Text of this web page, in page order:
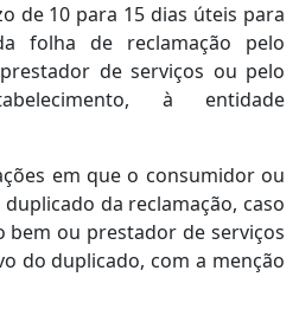
de 10 para 15 dias úteis para
folha de reclamação pelo
de serviços ou pelo
à entidade
em que o consumidor ou
da reclamação, caso
ou prestador de serviços
do duplicado, com a menção